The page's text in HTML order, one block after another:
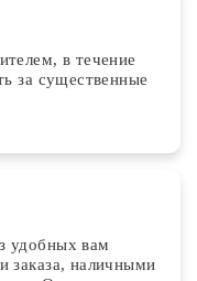
в течение
за существенные
удобных вам
заказа, наличными